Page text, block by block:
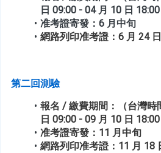
日 09:00 - 04 月 10 日 18:00
准考證寄發：6 月中旬
網路列印准考證：6 月 24
第二回測驗
報名 / 繳費期間：（台灣時
日 09:00 - 09 月 10 日 18:00
准考證寄發：11 月中旬
網路列印准考證：11 月 18